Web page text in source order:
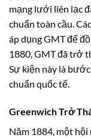
mạng lưới liên lạc
chuẩn toàn cầu.
áp dụng GMT để
1880, GMT đã trở
Sự kiện này là
chuẩn quốc tế.
Greenwich Trở
Năm 1884, một hội